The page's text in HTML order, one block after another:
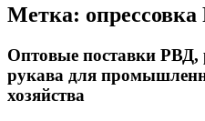
Метка:
Оптовые поставки
рукава для
хозяйства